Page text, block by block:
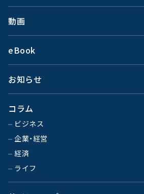
動画
eBook
お知らせ
コラム
ビジネス
企業・経営
経済
ライフ